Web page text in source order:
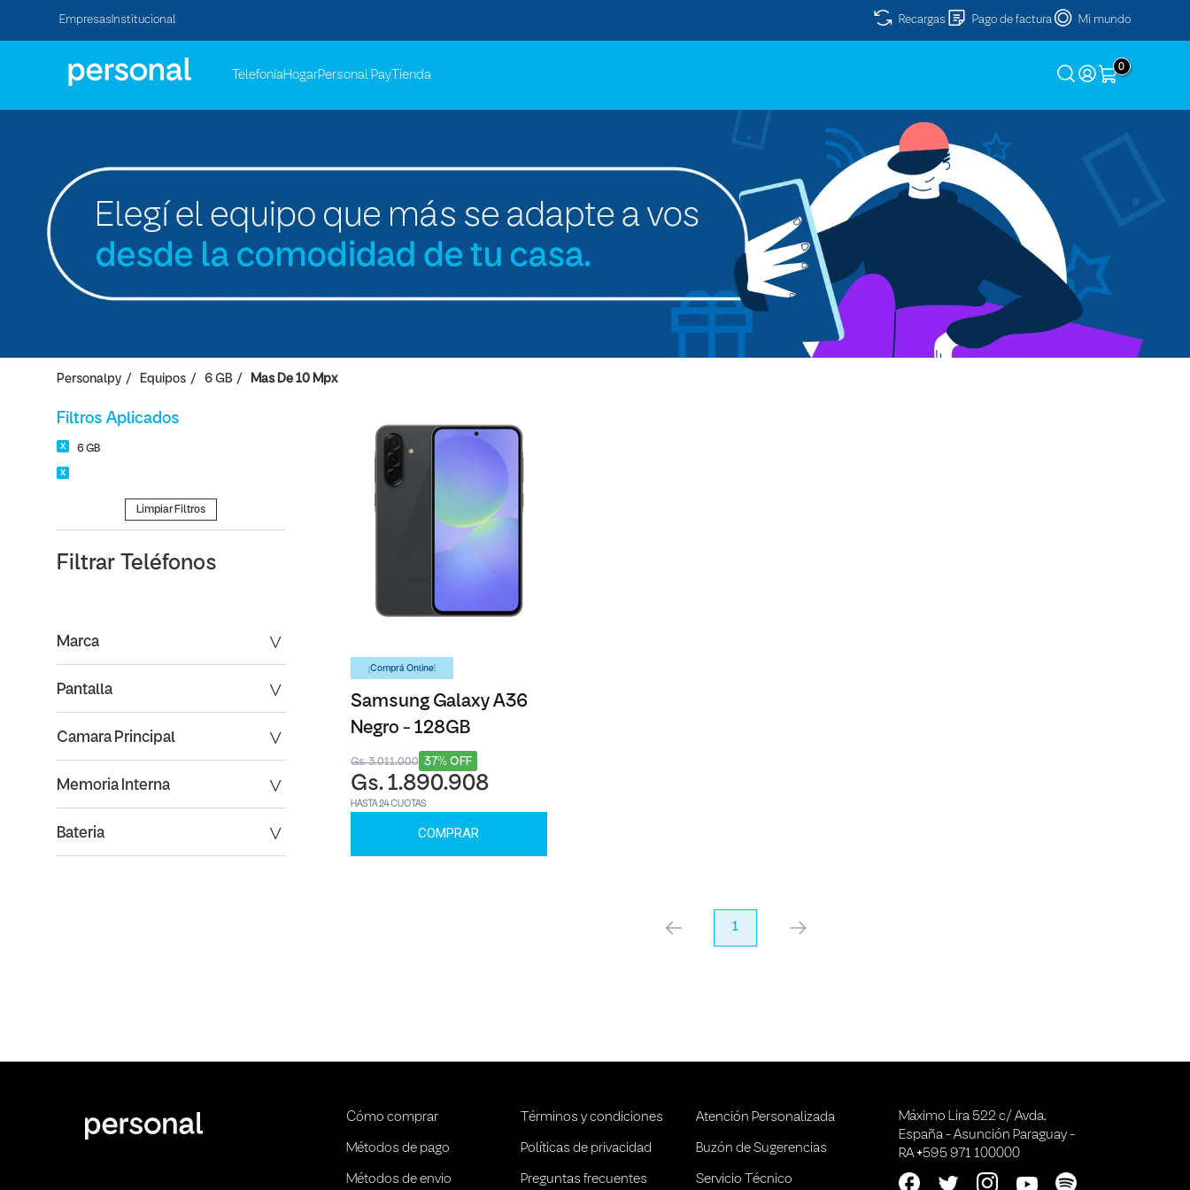
Empresas Institucional Recargas Pago de factura Mi mundo
TelefoníaHogarPersonal Pay Tienda
0
Personalpy Equipos 6 GB Mas De 10 Mpx
Filtros Aplicados
6 GB
Limpiar Filtros
Filtrar Teléfonos
Marca
Pantalla
Camara Principal
Memoria Interna
Bateria
¡Comprá Online!
Samsung Galaxy A36
Negro - 128GB
37% OFF
Gs. 3.011.000
Gs. 1.890.908
HASTA 24 CUOTAS
COMPRAR
anterior 1 próximo
Cómo comprar
Métodos de pago
Métodos de envio
Términos y condiciones
Políticas de privacidad
Preguntas frecuentes
Atención Personalizada
Buzón de Sugerencias
Servicio Técnico
Máximo Lira 522 c/ Avda.
España - Asunción Paraguay -
RA +595 971 100000